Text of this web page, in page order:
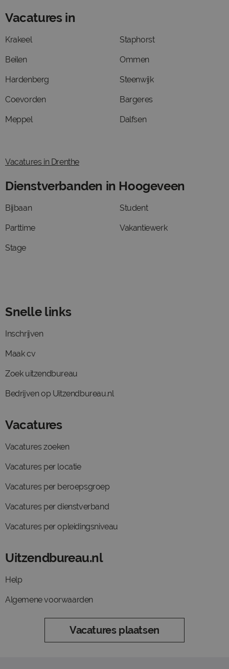
Vacatures in
Krakeel
Beilen
Hardenberg
Coevorden
Meppel
Staphorst
Ommen
Steenwijk
Bargeres
Dalfsen
Vacatures in Drenthe
Dienstverbanden in Hoogeveen
Bijbaan
Parttime
Stage
Student
Vakantiewerk
Snelle links
Inschrijven
Maak cv
Zoek uitzendbureau
Bedrijven op Uitzendbureau.nl
Vacatures
Vacatures zoeken
Vacatures per locatie
Vacatures per beroepsgroep
Vacatures per dienstverband
Vacatures per opleidingsniveau
Uitzendbureau.nl
Help
Algemene voorwaarden
Vacatures plaatsen